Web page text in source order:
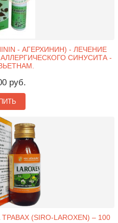
- АГЕРХИНИН) - ЛЕЧЕНИЕ
СИНУСИТА -
руб.
(SIRO-LAROXEN) – 100